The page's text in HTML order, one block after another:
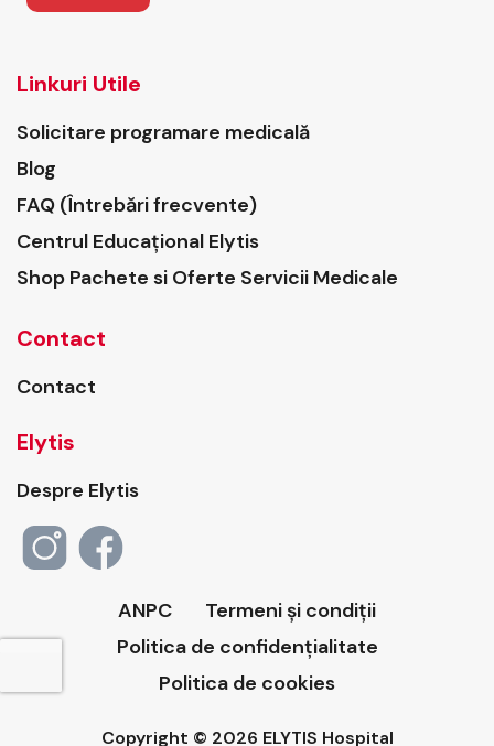
Linkuri Utile
Solicitare programare medicală
Blog
FAQ (Întrebări frecvente)
Centrul Educațional Elytis
Shop Pachete si Oferte Servicii Medicale
Contact
Contact
Elytis
Despre Elytis
ANPC
Termeni și condiții
Politica de confidențialitate
Politica de cookies
Copyright © 2026 ELYTIS Hospital